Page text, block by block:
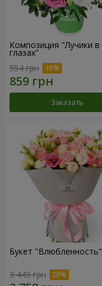
Композиция "Лучики в
глазах"
954 грн
Заказать
Букет "Влюбленность"
3 449 грн